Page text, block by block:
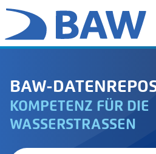
BAW-
KOMPETENZ FÜR DIE
WASSERSTRASSEN